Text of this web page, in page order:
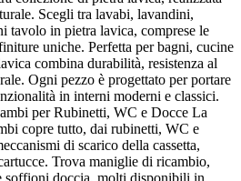
Scegli tra lavabi, lavandini,
tavolo in pietra lavica, comprese le
uniche. Perfetta per bagni, cucine
combina durabilità, resistenza al
Ogni pezzo è progettato per portare
in interni moderni e classici.
per Rubinetti, WC e Docce La
copre tutto, dai rubinetti, WC e
di scarico della cassetta,
Trova maniglie di ricambio,
soffioni doccia, molti disponibili in